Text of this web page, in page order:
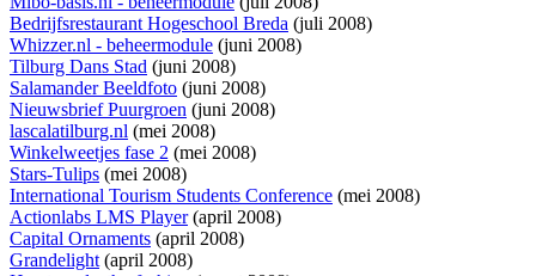
Bedrijfsrestaurant Hogeschool Breda (juli 2008)
Whizzer.nl - beheermodule (juni 2008)
Tilburg Dans Stad (juni 2008)
Salamander Beeldfoto (juni 2008)
Nieuwsbrief Puurgroen (juni 2008)
lascalatilburg.nl (mei 2008)
Winkelweetjes fase 2 (mei 2008)
Stars-Tulips (mei 2008)
International Tourism Students Conference (mei 2008)
Actionlabs LMS Player(april 2008)
Capital Ornaments (april 2008)
Grandelight(april 2008)